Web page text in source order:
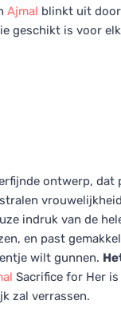
Ajmal blinkt uit
geschikt is voor
ontwerp,
indruk van de
en past
wilt gunnen.
Sacrifice for Her
zal verrassen.